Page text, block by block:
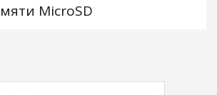
MicroSD